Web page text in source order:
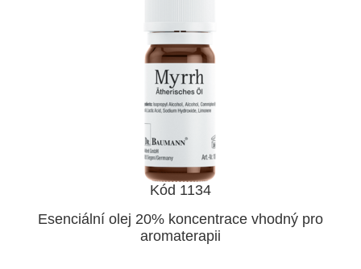
Kód 1134
Esenciální olej 20% koncentrace vhodný pro
aromaterapii